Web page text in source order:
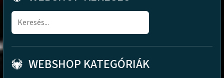
WEBSHOP KATEGÓRIÁK